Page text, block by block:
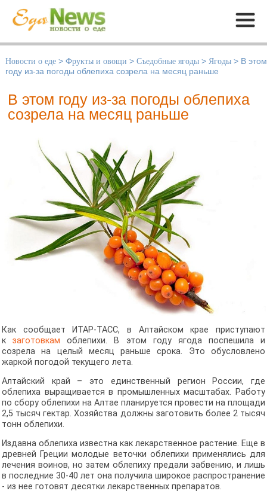
Меню
Новости о еде > Фрукты и овощи > Съедобные ягоды > Ягоды > В этом
году из-за погоды облепиха созрела на месяц раньше
В этом году из-за погоды облепиха
созрела на месяц раньше
Как сообщает ИТАР-ТАСС, в Алтайском крае приступают
кзаготовкам облепихи. В этом году ягода поспешила и
созрела на целый месяц раньше срока. Это обусловлено
жаркой погодой текущего лета.
Алтайский край – это единственный регион России, где
облепиха выращивается в промышленных масштабах. Работу
по сбору облепихи на Алтае планируется провести на площади
2,5 тысяч гектар. Хозяйства должны заготовить более 2 тысяч
тонн облепихи.
Издавна облепиха известна как лекарственное растение. Еще в
древней Греции молодые веточки облепихи применялись для
лечения воинов, но затем облепиху предали забвению, и лишь
в последние 30-40 лет она получила широкое распространение
- из нее готовят десятки лекарственных препаратов.